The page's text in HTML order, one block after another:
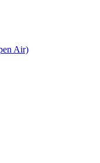
Air)